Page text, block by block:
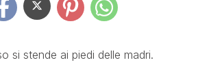
si stende ai piedi delle madri.